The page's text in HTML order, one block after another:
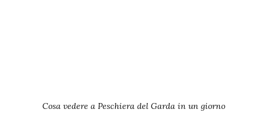
Cosa vedere a Peschiera del Garda in un giorno